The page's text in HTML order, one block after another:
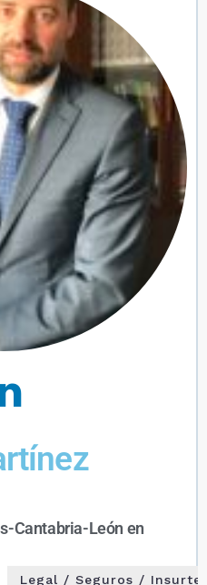
Cantabria-León en
Legal / Seguros /